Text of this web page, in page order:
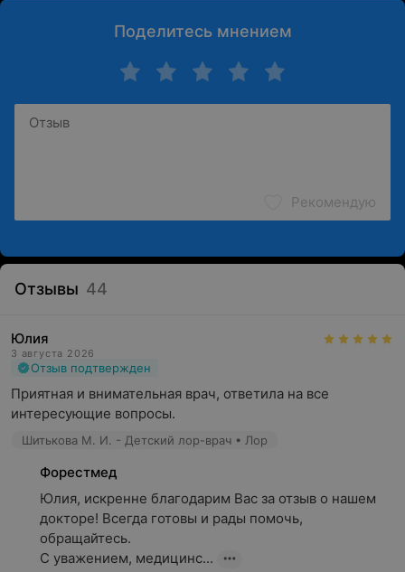
Поделитесь мнением
Рекомендую
Отзывы 44
Юлия
3 августа 2026
Отзыв подтвержден
Приятная и внимательная врач, ответила на все
интересующие вопросы.
Шитькова М. И. - Детский лор-врач • Лор
Форестмед
Юлия, искренне благодарим Вас за отзыв о нашем
докторе! Всегда готовы и рады помочь,
обращайтесь.
С уважением, медицинс...